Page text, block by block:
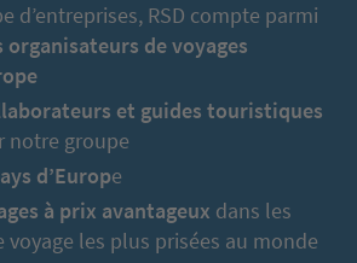
d’entreprises, RSD compte parmi
organisateurs de voyages
et guides touristiques
notre groupe
d’Europe
à prix avantageux dans les
les plus prisées au monde